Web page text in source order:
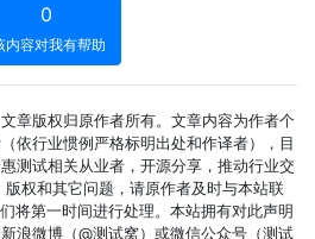
0
内容对我有帮助
章版权归原作者所有。文章内容为作者个
依行业惯例严格标明出处和作译者），目
测试相关从业者，开源分享，推动行业交
权和其它问题，请原作者及时与本站联
将第一时间进行处理。本站拥有对此声明
浪微博（@测试窝）或微信公众号（测试